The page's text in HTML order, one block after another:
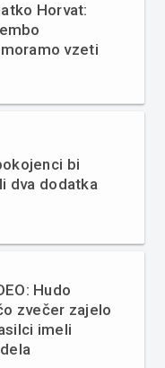
Horvat:
vzeti
bi
dva dodatka
Hudo
zvečer zajelo
imeli